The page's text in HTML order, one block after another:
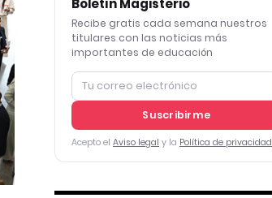
Boletín Magisterio
Recibe gratis cada semana nuestros
titulares con las noticias más
importantes de educación
Suscribirme
Acepto el Aviso legal y la Política de privacidad